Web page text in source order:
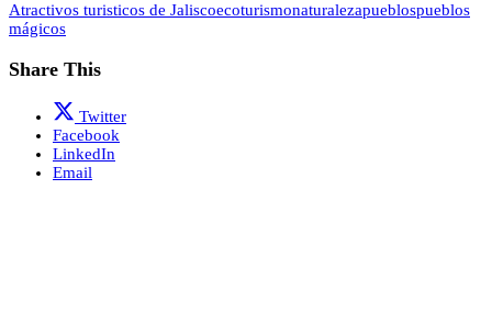
Atractivos turisticos de Jaliscoecoturismonaturalezapueblospueblos
mágicos
Share This
Twitter
Facebook
LinkedIn
Email